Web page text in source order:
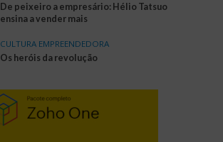
De peixeiro a empresário: Hélio Tatsuo
ensina a vender mais
CULTURA EMPREENDEDORA
Os heróis da revolução